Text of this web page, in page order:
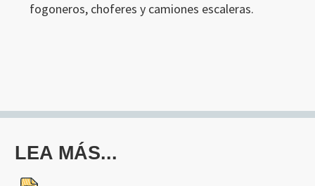
fogoneros, choferes y camiones escaleras.
LEA MÁS...